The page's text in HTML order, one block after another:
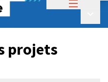
projets